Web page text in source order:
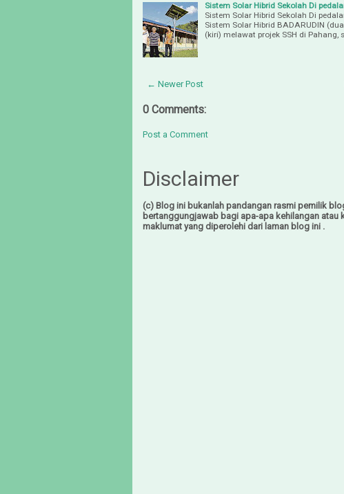
Sistem Solar Hibrid Sekolah Di
Sistem Solar Hibrid Sekolah Di
Sistem Solar Hibrid BADARUDIN
(kiri) melawat projek SSH di Pahang,
← Newer Post
0 Comments:
Post a Comment
Disclaimer
(c) Blog ini bukanlah pandangan rasmi pemilik
bertanggungjawab bagi apa-apa kehilangan
maklumat yang diperolehi dari laman blog ini .